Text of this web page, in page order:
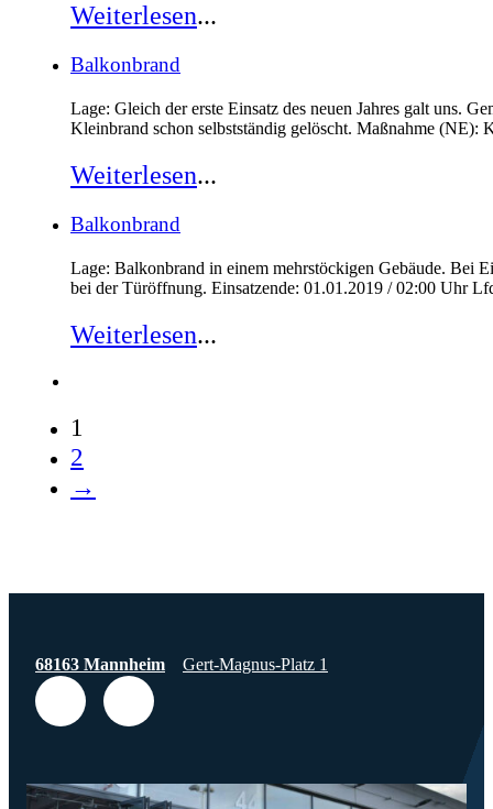
Weiterlesen...
Balkonbrand
Lage: Gleich der erste Einsatz des neuen Jahres galt uns.
Kleinbrand schon selbstständig gelöscht. Maßnahme
Weiterlesen...
Balkonbrand
Lage: Balkonbrand in einem mehrstöckigen Gebäude. Bei
bei der Türöffnung. Einsatzende: 01.01.2019 / 02:00 Uhr
Weiterlesen...
1
2
→
68163 Mannheim Gert-Magnus-Platz 1